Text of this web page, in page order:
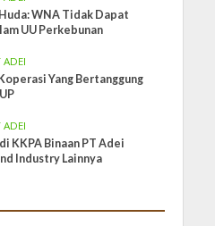
WNA Tidak Dapat
UU Perkebunan
ADEI
Yang Bertanggung
ADEI
KKPA Binaan PT Adei
Industry Lainnya